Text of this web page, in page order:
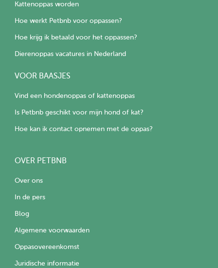
Kattenoppas worden
Hoe werkt Petbnb voor oppassen?
Hoe krijg ik betaald voor het oppassen?
Dierenoppas vacatures in Nederland
VOOR BAASJES
Vind een hondenoppas of kattenoppas
Is Petbnb geschikt voor mijn hond of kat?
Hoe kan ik contact opnemen met de oppas?
OVER PETBNB
Over ons
In de pers
Blog
Algemene voorwaarden
Oppasovereenkomst
Juridische informatie